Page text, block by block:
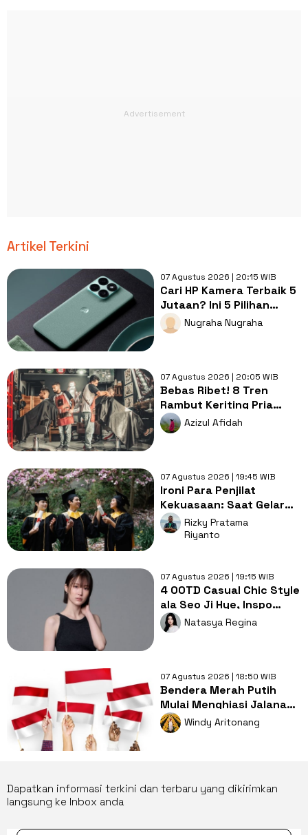
Artikel Terkini
07 Agustus 2026 | 20:15 WIB
Cari HP Kamera Terbaik 5
Jutaan? Ini 5 Pilihan
dengan Foto Paling Tajam
Nugraha Nugraha
07 Agustus 2026 | 20:05 WIB
Bebas Ribet! 8 Tren
Rambut Keriting Pria
untuk Wajah Kotak yang
Gampang Ditata
Azizul Afidah
07 Agustus 2026 | 19:45 WIB
Ironi Para Penjilat
Kekuasaan: Saat Gelar
Akademis Kalah oleh
Mental ABS
Rizky Pratama
Riyanto
07 Agustus 2026 | 19:15 WIB
4 OOTD Casual Chic Style
ala Seo Ji Hye, Inspo
Gaya Ngampus Sampai
Ngantor!
Natasya Regina
07 Agustus 2026 | 18:50 WIB
Bendera Merah Putih
Mulai Menghiasi Jalanan,
Mengapa Tradisi ini
Penting?
Windy Aritonang
Dapatkan informasi terkini dan terbaru yang dikirimkan
langsung ke Inbox anda